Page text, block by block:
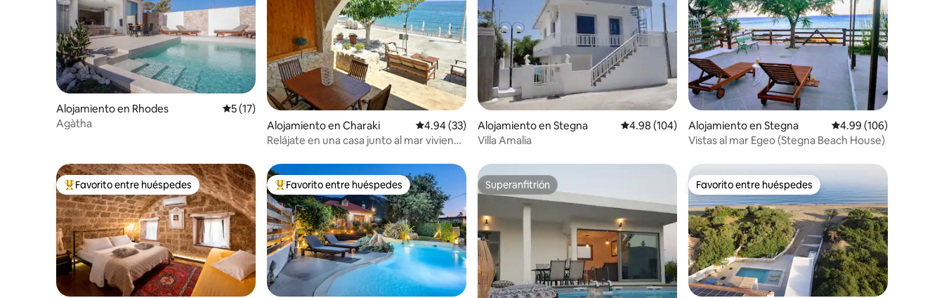
Alojamiento en Rhodes Calificación promedio: 5 de 5, 17 reseñas
5 (17)
Agàtha
Alojamiento en Charaki Calificación promedio: 4.94 de 5, 33 reseñas
4.94 (33)
Relájate en una casa junto al mar viviendo
Alojamiento en Stegna Calificación promedio: 4.98 de 5, 104 reseñas
4.98 (104)
Villa Amalia
Alojamiento en Stegna Calificación promedio:
4.99 (106)
Vistas al mar Egeo (Stegna Beach House)
Favorito entre huéspedes preferido
Favorito entre huéspedes Favorito entre huéspedes preferido
Favorito entre huéspedes Superanfitrión
Superanfitrión Favorito entre huéspedes
Favorito entre huéspedes